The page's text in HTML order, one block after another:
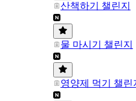
산책하기 챌린지
물 마시기 챌린지
영양제 먹기 챌린